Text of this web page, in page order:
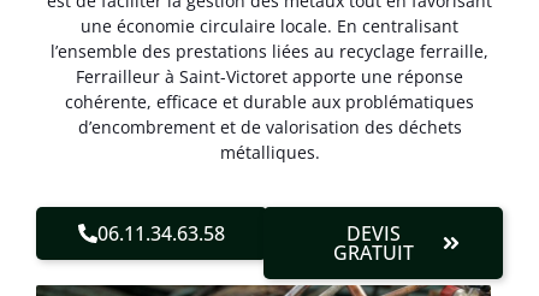
une économie circulaire locale. En centralisant
l’ensemble des prestations liées au recyclage ferraille,
Ferrailleur à Saint-Victoret apporte une réponse
cohérente, efficace et durable aux problématiques
d’encombrement et de valorisation des déchets
métalliques.
06.11.34.63.58 DEVIS
GRATUIT